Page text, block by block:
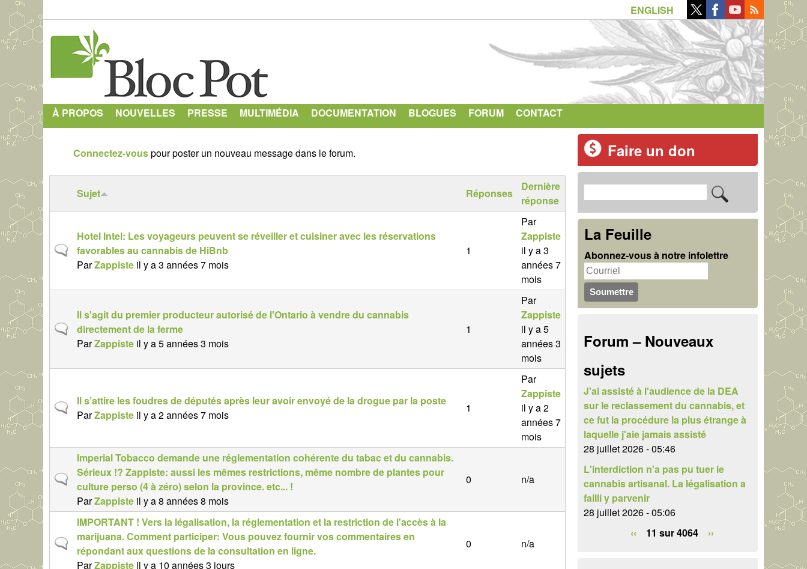
ENGLISH
À PROPOS NOUVELLES PRESSE MULTIMÉDIA DOCUMENTATION BLOGUES FORUM CONTACT
Connectez-vouspour poster un nouveau message dans le forum.
Sujet Réponses
Dernière
réponse
S
e
n
o
m
Hotel Intel: Les voyageurs peuvent se réveiller et cuisiner avec les réservations
favorables au cannabis de HiBnb
ParZappiste il y a 3 années 7 mois
1
Par
Zappiste
il y a 3
années 7
mois
S
e
n
o
m
l
Il s'agit du premier producteur autorisé de l'Ontario à vendre du cannabis
directement de la ferme
ParZappiste il y a 5 années 3 mois
1
Par
Zappiste
il y a 5
années 3
mois
S
e
n
r
a
Il s’attire les foudres de députés après leur avoir envoyé de la drogue par la poste
ParZappiste il y a 2 années 7 mois
1
Par
Zappiste
il y a 2
années 7
mois
S
j
t
n
Imperial Tobacco demande une réglementation cohérente du tabac et du cannabis.
Sérieux !? Zappiste: aussi les mêmes restrictions, même nombre de plantes pour
culture perso (4 à zéro) selon la province. etc... !
ParZappiste il y a 8 années 8 mois
0 n/a
S
IMPORTANT ! Vers la légalisation, la réglementation et la restriction de l'accès à la
marijuana. Comment participer: Vous pouvez fournir vos commentaires en
répondant aux questions de la consultation en ligne.
ParZappiste il y a 10 années 3 jours
0 n/a
Faire un don
F
o
r
m
u
l
i
r
e
d
e
r
e
c
e
c
h
e
r
c
e
La Feuille
Abonnez-vous à notre infolettre
Forum – Nouveaux
sujets
J'ai assisté à l'audience de la DEA
sur le reclassement du cannabis, et
ce fut la procédure la plus étrange à
laquelle j'aie jamais assisté
28 juillet 2026 - 05:46
L'interdiction n'a pas pu tuer le
cannabis artisanal. La légalisation a
failli y parvenir
28 juillet 2026 - 05:06
‹‹
11 sur 4064 ››